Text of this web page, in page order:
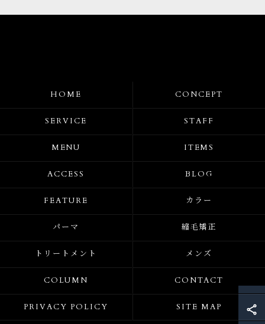
HOME CONCEPT
SERVICE STAFF
MENU ITEMS
ACCESS BLOG
FEATURE カラー
パーマ 縮毛矯正
トリートメント メンズ
COLUMN CONTACT
PRIVACY POLICY SITE MAP